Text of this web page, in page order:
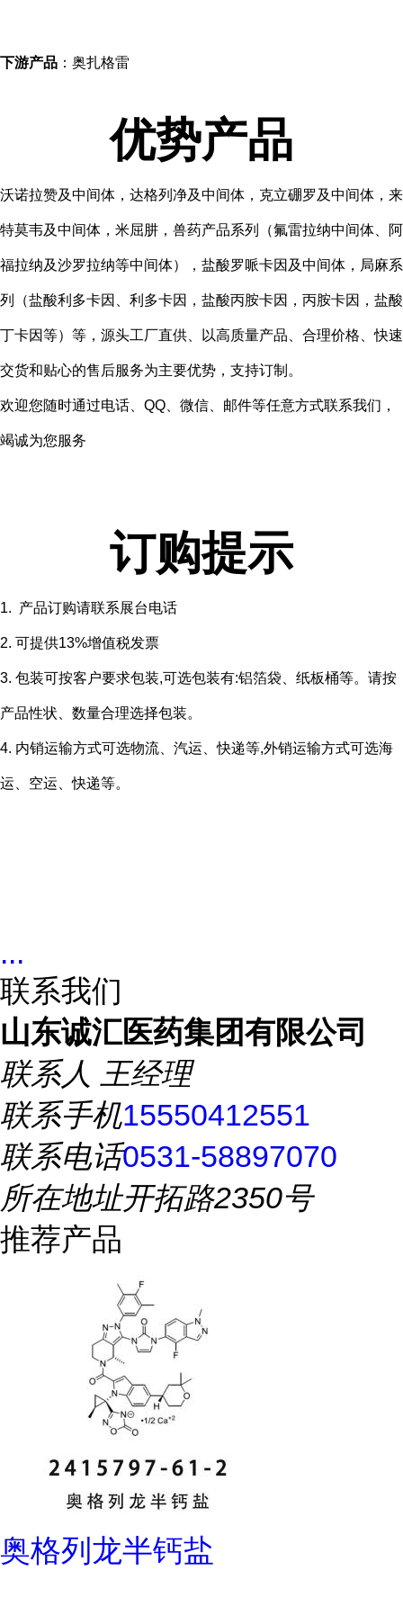
下游产品 ：奥扎格雷
优势产品
沃诺拉赞及中间体，达格列净及中间体，克立硼罗及中间体，来
特莫韦及中间体，米屈肼，兽药产品系列（氟雷拉纳中间体、阿
福拉纳及沙罗拉纳等中间体），盐酸罗哌卡因及中间体，局麻系
列（盐酸利多卡因、利多卡因，盐酸丙胺卡因，丙胺卡因，盐酸
丁卡因等）等，源头工厂直供、以高质量产品、合理价格、快速
交货和贴心的售后服务为主要优势，支持订制。
欢迎您随时通过电话、QQ、微信、邮件等任意方式联系我们，
竭诚为您服务
订购提示
1. 产品订购请联系展台电话
2. 可提供13%增值税发票
3. 包装可按客户要求包装,可选包装有:铝箔袋、纸板桶等。请按
产品性状、数量合理选择包装。
4. 内销运输方式可选物流、汽运、快递等,外销运输方式可选海
运、空运、快递等。
...
联系我们
山东诚汇医药集团有限公司
联系人 王经理
联系手机15550412551
联系电话0531-58897070
所在地址开拓路2350号
推荐产品
奥格列龙半钙盐